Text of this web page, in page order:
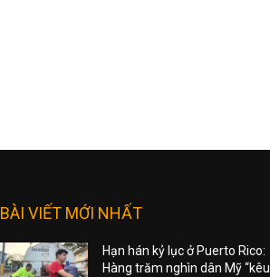
BÀI VIẾT MỚI NHẤT
Hạn hán kỷ lục ở Puerto Rico:
Hàng trăm nghìn dân Mỹ “kêu